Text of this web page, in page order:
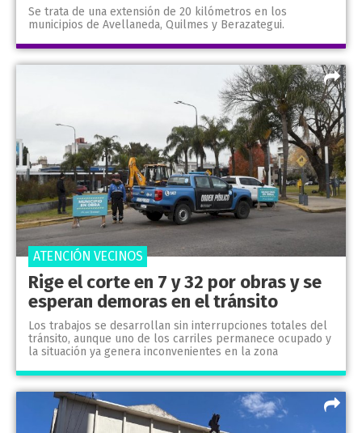
Se trata de una extensión de 20 kilómetros en los
municipios de Avellaneda, Quilmes y Berazategui.
Rige el corte en 7 y 32 por obras y se
esperan demoras en el tránsito
Los trabajos se desarrollan sin interrupciones totales del
tránsito, aunque uno de los carriles permanece ocupado y
la situación ya genera inconvenientes en la zona
ATENCIÓN VECINOS